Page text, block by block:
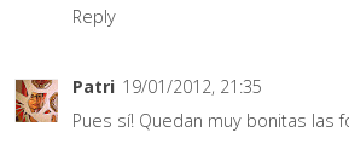
Reply
Patri 19/01/2012, 21:35
Pues sí! Quedan muy bonitas las